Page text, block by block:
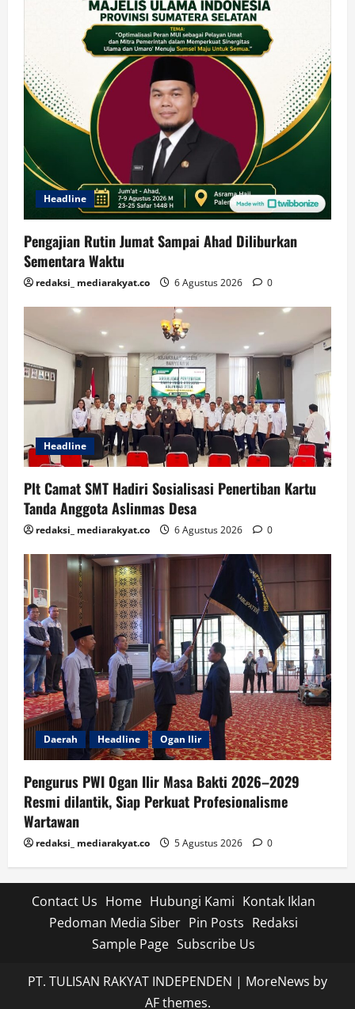
Headline
Pengajian Rutin Jumat Sampai Ahad Diliburkan
Sementara Waktu
redaksi_ mediarakyat.co 6 Agustus 2026 0
Headline
Plt Camat SMT Hadiri Sosialisasi Penertiban Kartu
Tanda Anggota Aslinmas Desa
redaksi_ mediarakyat.co 6 Agustus 2026 0
Daerah Headline Ogan Ilir
Pengurus PWI Ogan Ilir Masa Bakti 2026–2029
Resmi dilantik, Siap Perkuat Profesionalisme
Wartawan
redaksi_ mediarakyat.co 5 Agustus 2026 0
Contact Us Home Hubungi Kami Kontak Iklan
Pedoman Media Siber Pin Posts Redaksi
Sample Page Subscribe Us
PT. TULISAN RAKYAT INDEPENDEN | MoreNews by
AF themes.